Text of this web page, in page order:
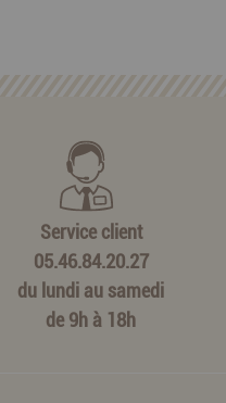
Service client
05.46.84.20.27
du lundi au samedi
de 9h à 18h